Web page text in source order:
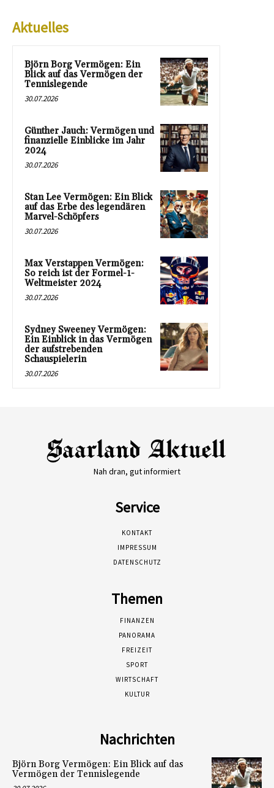
Aktuelles
Björn Borg Vermögen: Ein
Blick auf das Vermögen der
Tennislegende
30.07.2026
Günther Jauch: Vermögen und
finanzielle Einblicke im Jahr
2024
30.07.2026
Stan Lee Vermögen: Ein Blick
auf das Erbe des legendären
Marvel-Schöpfers
30.07.2026
Max Verstappen Vermögen:
So reich ist der Formel-1-
Weltmeister 2024
30.07.2026
Sydney Sweeney Vermögen:
Ein Einblick in das Vermögen
der aufstrebenden
Schauspielerin
30.07.2026
Nah dran, gut informiert
Service
KONTAKT
IMPRESSUM
DATENSCHUTZ
Themen
FINANZEN
PANORAMA
FREIZEIT
SPORT
WIRTSCHAFT
KULTUR
Nachrichten
Björn Borg Vermögen: Ein Blick auf das
Vermögen der Tennislegende